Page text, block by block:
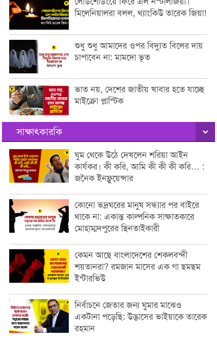
মিলেনিয়ালরা বলল, থ্যাংকিউ তারেক জিয়া!
শুধু শুধু আমাদের ওপর বিদ্যুত বিলের দায়
চাপাবেন না: মামদো ভূত
ভাত নয়, দেশের জাতীয় খাবার হতে যাচ্ছে
মাইক্রো প্লাস্টিক
সাক্ষাৎকারকি
ঘুম থেকে উঠে দেখলেন শরিয়া আইন
কার্যকর। কী করি, আমি কী কী কী করি… :
জনৈক ইনফ্লুয়েন্সার
কোনো ভদ্রঘরের মানুষ সন্ধ্যার পর বাইরে
থাকে না: একান্ত কাল্পনিক সাক্ষাতকারে
মোহাম্মদপুরের ছিনতাইকারী
কেমন আছে বাংলাদেশের শেকলবন্দী
শয়তানরা? রমজান মাসের এক গা ছমছম
ইন্টারভিউ
নির্বাচনে জেতার জন্য ঘুমার মাঝেও
একটানা পড়েছি: উদ্ভাসের ভাইয়াকে তারেক
রহমান